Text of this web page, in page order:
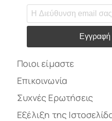
Εγγραφή
Ποιοι είμαστε
Επικοινωνία
Συχνές Ερωτήσεις
Εξέλιξη της